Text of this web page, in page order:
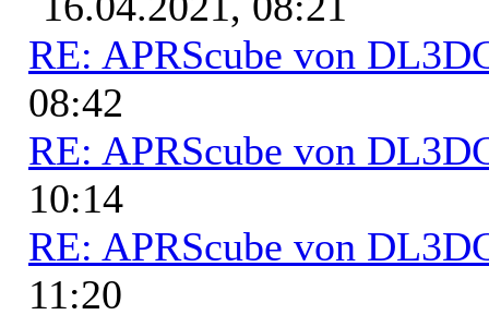
RE: APRScube von
08:42
RE: APRScube von
10:14
RE: APRScube von
11:20